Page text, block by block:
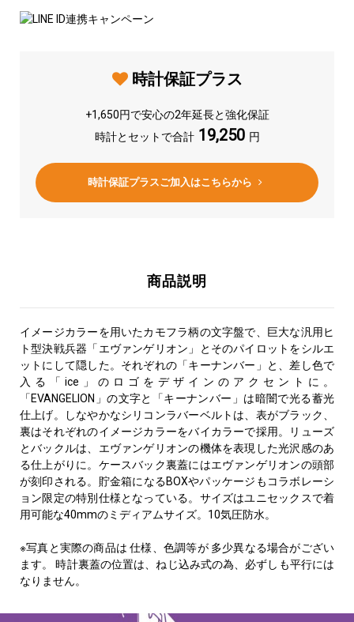
時計保証プラス
+1,650円で安心の2年延長と強化保証
19,250
時計保証プラスご加入はこちらから
イメージカラーを用いたカモフラ柄の文字盤で、巨大な汎用ヒ
ト型決戦兵器「エヴァンゲリオン」とそのパイロットをシルエ
ットにして隠した。それぞれの「キーナンバー」と、差し色で
入る「ice」のロゴをデザインのアクセントに。
「EVANGELION」の文字と「キーナンバー」は暗闇で光る蓄光
仕上げ。しなやかなシリコンラバーベルトは、表がブラック、
裏はそれぞれのイメージカラーをバイカラーで採用。リューズ
とバックルは、エヴァンゲリオンの機体を表現した光沢感のあ
る仕上がりに。ケースバック裏蓋にはエヴァンゲリオンの頭部
が刻印される。貯金箱になるBOXやパッケージもコラボレーシ
ョン限定の特別仕様となっている。サイズはユニセックスで着
用可能な40mmのミディアムサイズ。10気圧防水。
※写真と実際の商品は 仕様、色調等が 多少異なる場合がござい
ます。 時計裏蓋の位置は、ねじ込み式の為、必ずしも平行には
なりません。